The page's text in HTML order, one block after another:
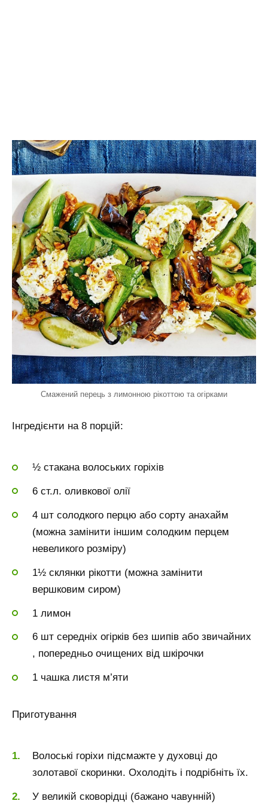
Смажений перець з лимонною рікоттою та огірками
Інгредієнти на 8 порцій:
½ стакана волоських горіхів
6 ст.л. оливкової олії
4 шт солодкого перцю або сорту анахайм
(можна замінити іншим солодким перцем
невеликого розміру)
1½ склянки рікотти (можна замінити
вершковим сиром)
1 лимон
6 шт середніх огірків без шипів або звичайних
, попередньо очищених від шкірочки
1 чашка листя м’яти
Приготування
Волоські горіхи підсмажте у духовці до
золотавої скоринки. Охолодіть і подрібніть їх.
У великій сковорідці (бажано чавунній)